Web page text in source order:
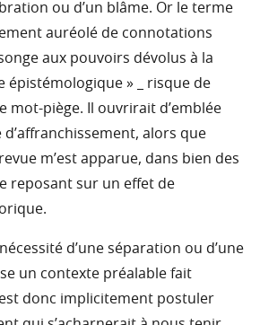
ou d’un blâme. Or le terme
auréolé de connotations
aux pouvoirs dévolus à la
épistémologique » _ risque de
mot-piège. Il ouvrirait d’emblée
alors que
m’est apparue, dans bien des
reposant sur un effet de
d’une séparation ou d’une
un contexte préalable fait
donc implicitement postuler